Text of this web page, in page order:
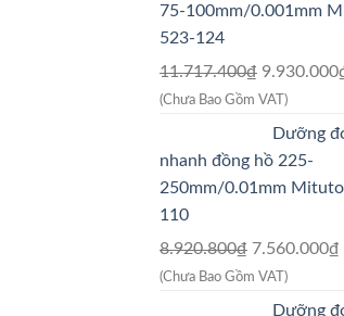
75-100mm/0.001mm
523-124
11.717.400₫ Giá
gốc
là:
9.930.000
(Chưa Bao Gồm VAT)
Dưỡng
nhanh đồng hồ 225-
250mm/0.01mm
110
8.920.800₫ Giá
gốc
7.560.000₫
(Chưa Bao Gồm VAT)
Dưỡng